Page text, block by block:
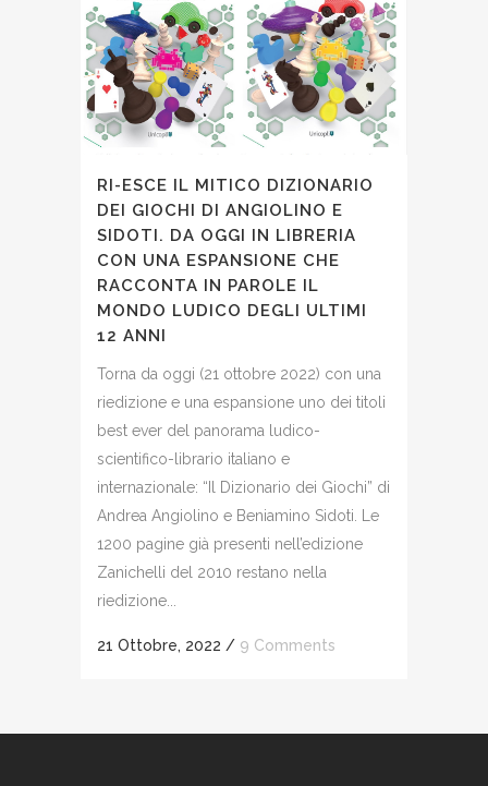
RI-ESCE IL MITICO DIZIONARIO
DEI GIOCHI DI ANGIOLINO E
SIDOTI. DA OGGI IN LIBRERIA
CON UNA ESPANSIONE CHE
RACCONTA IN PAROLE IL
MONDO LUDICO DEGLI ULTIMI
12 ANNI
Torna da oggi (21 ottobre 2022) con una
riedizione e una espansione uno dei titoli
best ever del panorama ludico-
scientifico-librario italiano e
internazionale: “Il Dizionario dei Giochi” di
Andrea Angiolino e Beniamino Sidoti. Le
1200 pagine già presenti nell’edizione
Zanichelli del 2010 restano nella
riedizione...
21 Ottobre, 2022 / 9 Comments